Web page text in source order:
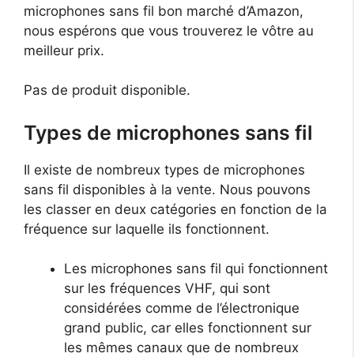
microphones sans fil bon marché d’Amazon,
nous espérons que vous trouverez le vôtre au
meilleur prix.
Pas de produit disponible.
Types de microphones sans fil
Il existe de nombreux types de microphones
sans fil disponibles à la vente. Nous pouvons
les classer en deux catégories en fonction de la
fréquence sur laquelle ils fonctionnent.
Les microphones sans fil qui fonctionnent
sur les fréquences VHF, qui sont
considérées comme de l’électronique
grand public, car elles fonctionnent sur
les mêmes canaux que de nombreux